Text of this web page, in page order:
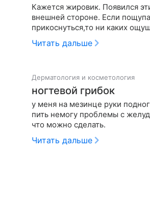
Кажется жировик. Появился
внешней стороне. Если
прикоснуться,то ни каких
цвету кожи…
Читать дальше
Дерматология и косметология
ногтевой грибок
у меня на мезинце руки
пить немогу проблемы с
что можно сделать.
Читать дальше